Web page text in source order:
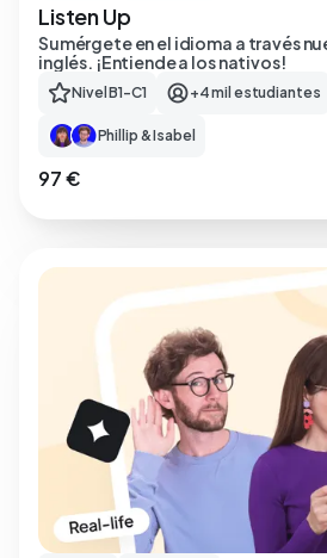
Listen Up
Sumérgete en el idioma a través
inglés. ¡Entiende a los nativos!
Nivel B1-C1 +4 mil estudiantes
Phillip & Isabel
97 €